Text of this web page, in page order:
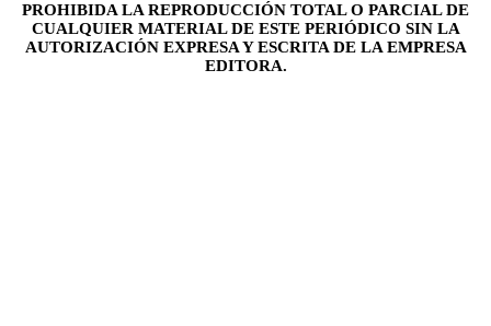
PROHIBIDA LA REPRODUCCIÓN TOTAL O PARCIAL DE
CUALQUIER MATERIAL DE ESTE PERIÓDICO SIN LA
AUTORIZACIÓN EXPRESA Y ESCRITA DE LA EMPRESA
EDITORA.